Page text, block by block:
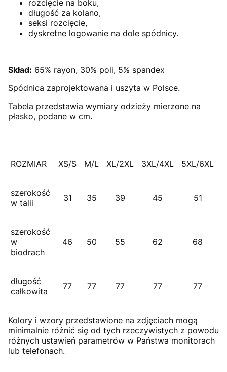
rozcięcie na boku,
długość za kolano,
seksi rozcięcie,
dyskretne logowanie na dole spódnicy.
Skład: 65% rayon, 30% poli, 5% spandex
Spódnica zaprojektowana i uszyta w Polsce.
Tabela przedstawia wymiary odzieży mierzone na
płasko, podane w cm.
ROZMIAR XS/S M/L XL/2XL 3XL/4XL 5XL/6XL
szerokość
w talii
31 35 39 45 51
szerokość
w
biodrach
46 50 55 62 68
długość
całkowita
77 77 77 77 77
Kolory i wzory przedstawione na zdjęciach mogą
minimalnie różnić się od tych rzeczywistych z powodu
różnych ustawień parametrów w Państwa monitorach
lub telefonach.